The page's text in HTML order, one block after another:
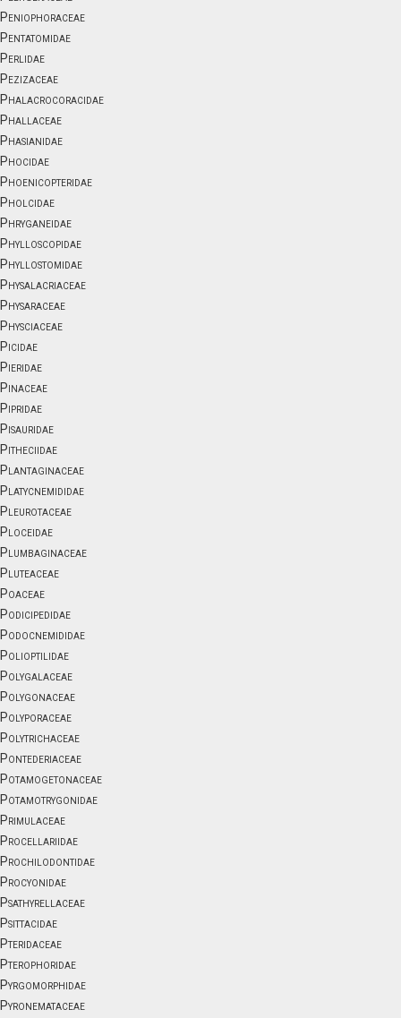
Peniophoraceae
Pentatomidae
Perlidae
Pezizaceae
Phalacrocoracidae
Phallaceae
Phasianidae
Phocidae
Phoenicopteridae
Pholcidae
Phryganeidae
Phylloscopidae
Phyllostomidae
Physalacriaceae
Physaraceae
Physciaceae
Picidae
Pieridae
Pinaceae
Pipridae
Pisauridae
Pitheciidae
Plantaginaceae
Platycnemididae
Pleurotaceae
Ploceidae
Plumbaginaceae
Pluteaceae
Poaceae
Podicipedidae
Podocnemididae
Polioptilidae
Polygalaceae
Polygonaceae
Polyporaceae
Polytrichaceae
Pontederiaceae
Potamogetonaceae
Potamotrygonidae
Primulaceae
Procellariidae
Prochilodontidae
Procyonidae
Psathyrellaceae
Psittacidae
Pteridaceae
Pterophoridae
Pyrgomorphidae
Pyronemataceae